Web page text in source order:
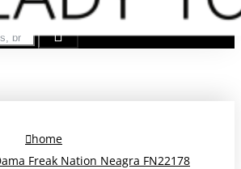
produs, brand...
home
Freak Nation Neagra FN22178